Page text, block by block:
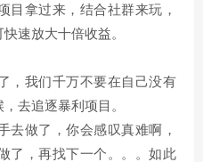
目拿过来，结合社群来玩，
速放大十倍收益。
，我们千万不要在自己没有
去追逐暴利项目。
去做了，你会感叹真难啊，
了，再找下一个。。。如此